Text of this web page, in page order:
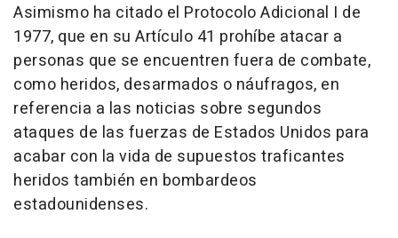
Asimismo ha citado el Protocolo Adicional I de
1977, que en su Artículo 41 prohíbe atacar a
personas que se encuentren fuera de combate,
como heridos, desarmados o náufragos, en
referencia a las noticias sobre segundos
ataques de las fuerzas de Estados Unidos para
acabar con la vida de supuestos traficantes
heridos también en bombardeos
estadounidenses.